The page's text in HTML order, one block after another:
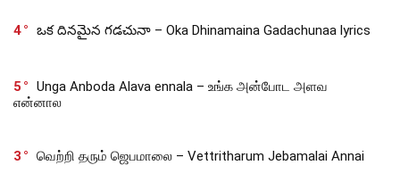
4 ఒక దినమైన గడచునా – Oka Dhinamaina Gadachunaa lyrics
5
Unga Anboda Alava ennala – உங்க அன்போட அளவ
என்னால
3 வெற்றி தரும் ஜெபமாலை – Vettritharum Jebamalai Annai